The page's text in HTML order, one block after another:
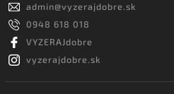
admin@vyzerajdobre.sk
0948 618 018
VYZERAJdobre
vyzerajdobre.sk